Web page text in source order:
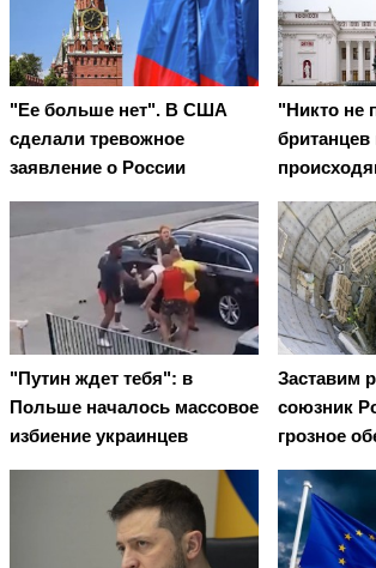
"Ее больше нет". В США
сделали тревожное
заявление о России
"Никто не
британцев
"Путин ждет тебя": в
Польше началось массовое
избиение украинцев
Заставим
союзник
грозное